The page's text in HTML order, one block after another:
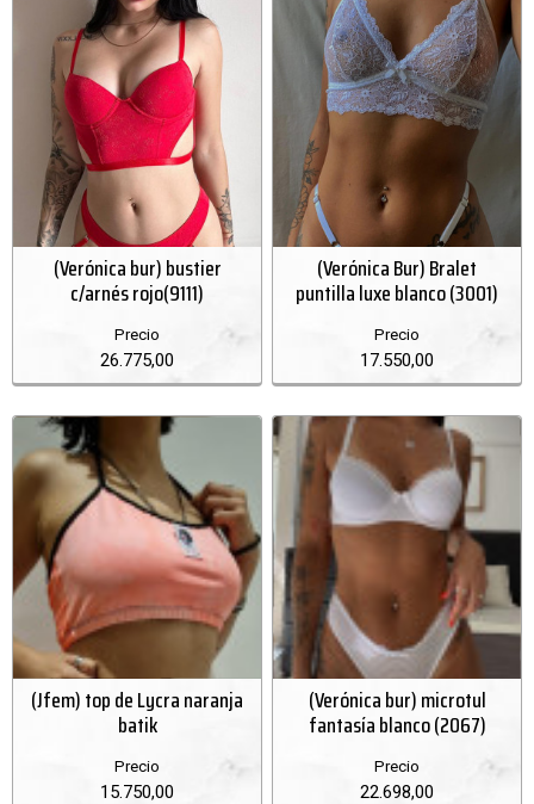
(Verónica bur) bustier
c/arnés rojo(9111)
Precio
26.775,00
(Verónica Bur) Bralet
puntilla luxe blanco (3001)
Precio
17.550,00
(Jfem) top de Lycra naranja
batik
Precio
15.750,00
(Verónica bur) microtul
fantasía blanco (2067)
Precio
22.698,00